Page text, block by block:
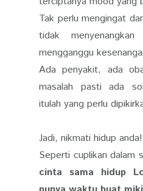
Tak perlu mengingat
tidak
mengganggu
Ada penyakit, ada
masalah pasti ada
itulah yang perlu
Jadi, nikmati hidup anda!
Seperti cuplikan dalam
cinta sama hidup